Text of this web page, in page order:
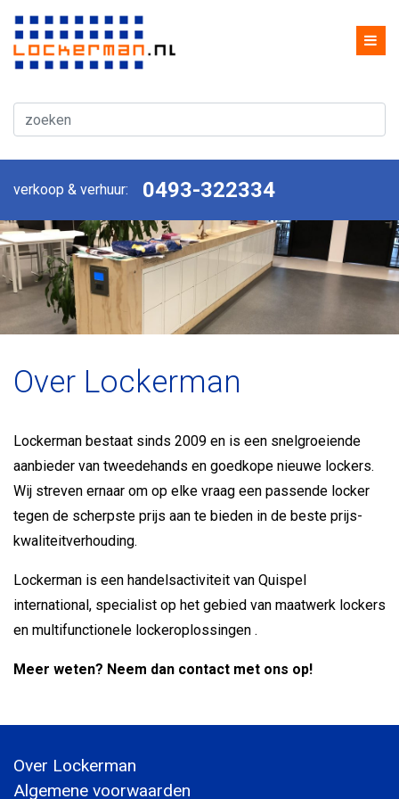
verkoop & verhuur: 0493-322334
Over Lockerman
Lockerman bestaat sinds 2009 en is een snelgroeiende
aanbieder van tweedehands en goedkope nieuwe lockers.
Wij streven ernaar om op elke vraag een passende locker
tegen de scherpste prijs aan te bieden in de beste prijs-
kwaliteitverhouding.
Lockerman is een handelsactiviteit van Quispel
international, specialist op het gebied van maatwerk lockers
en multifunctionele lockeroplossingen .
Meer weten? Neem dan contact met ons op!
Over Lockerman
Algemene voorwaarden